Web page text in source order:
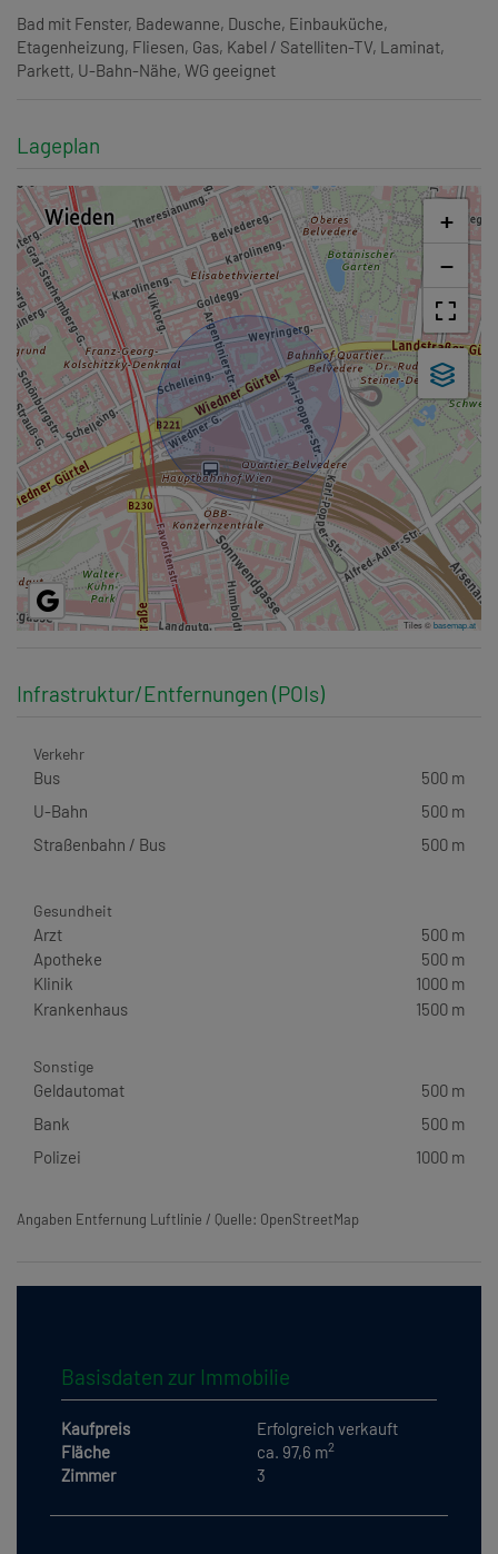
Bad mit Fenster Badewanne Dusche Einbauküche
Etagenheizung Fliesen Gas Kabel / Satelliten-TV Laminat
Parkett U-Bahn-Nähe WG geeignet
Lageplan
+
−
Tiles ©basemap.at
Infrastruktur/Entfernungen (POIs)
Verkehr
Bus
500 m
U-Bahn
500 m
Straßenbahn / Bus
500 m
Gesundheit
Arzt
500 m
Apotheke
500 m
Klinik
1000 m
Krankenhaus
1500 m
Sonstige
Geldautomat
500 m
Bank
500 m
Polizei
1000 m
Angaben Entfernung Luftlinie / Quelle: OpenStreetMap
Basisdaten zur Immobilie
Kaufpreis
Erfolgreich verkauft
Fläche
ca. 97,6 m2
Zimmer 3